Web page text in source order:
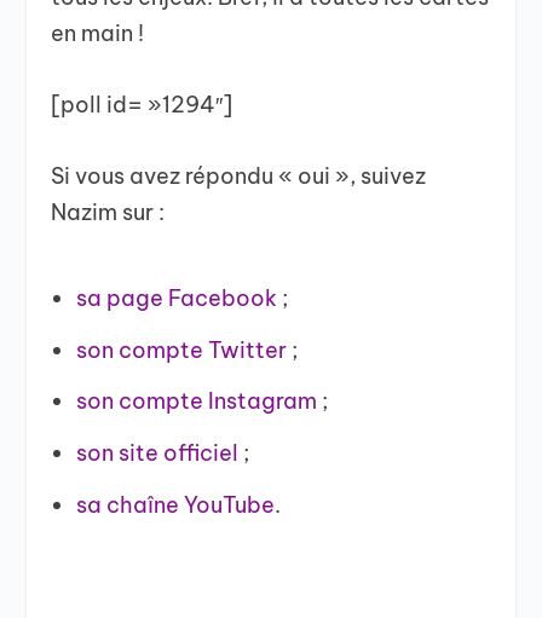
en main !
[poll id= »1294″]
Si vous avez répondu « oui », suivez
Nazim sur :
sa page Facebook ;
son compte Twitter;
son compte Instagram ;
son site officiel ;
sa chaîne YouTube.